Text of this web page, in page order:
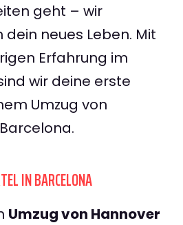
geht – wir
neues Leben. Mit
Erfahrung im
wir deine erste
Umzug von
IN BARCELONA
Umzug von Hannover